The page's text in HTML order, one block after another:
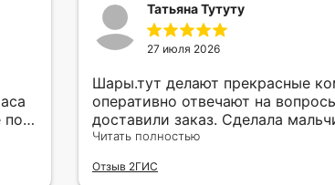
по
Татьяна Тутуту
27 июля 2026
Шары.тут делают прекрасные
оперативно отвечают на
доставили заказ. Сделала
сюрприз, был такой счастливый!
другу в такое непростое время.
Читать полностью
Отзыв 2ГИС